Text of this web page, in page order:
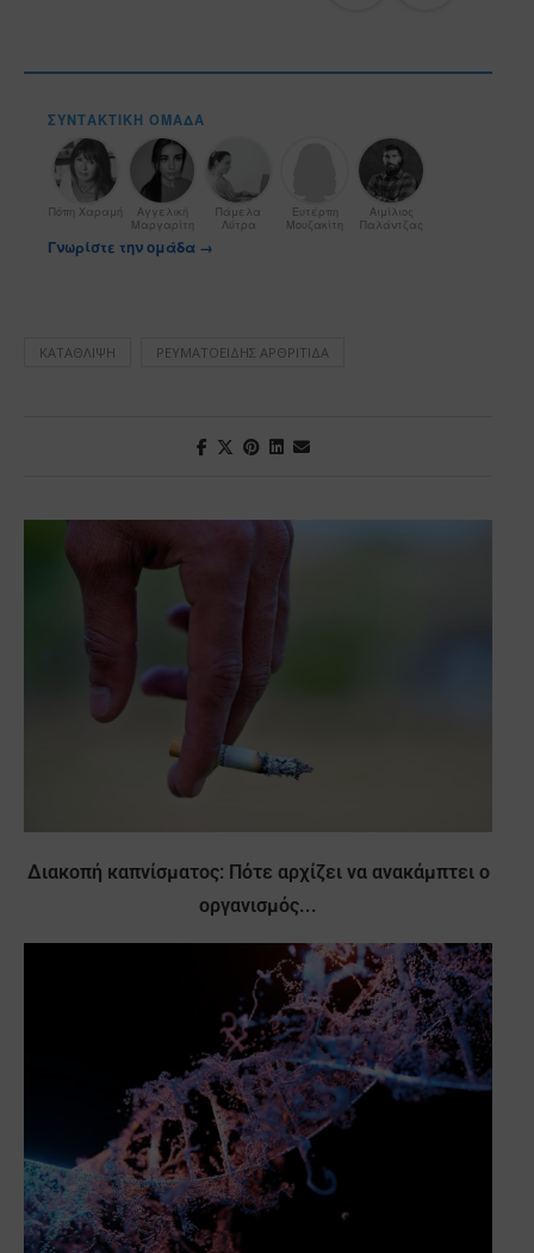
ΣΥΝΤΑΚΤΙΚΉ ΟΜΆΔΑ
Πόπη Χαραμή
Αγγελική
Μαργαρίτη
Πάμελα
Λύτρα
Ευτέρπη
Μουζακίτη
Αιμίλιος
Παλάντζας
Γνωρίστε την ομάδα →
ΚΑΤΆΘΛΙΨΗ ΡΕΥΜΑΤΟΕΙΔΉΣ ΑΡΘΡΊΤΙΔΑ
Διακοπή καπνίσματος: Πότε αρχίζει να ανακάμπτει ο
οργανισμός...